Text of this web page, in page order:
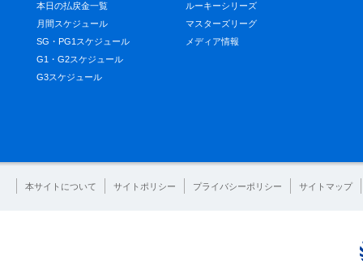
本日の払戻金一覧
月間スケジュール
SG・PG1スケジュール
G1・G2スケジュール
G3スケジュール
ルーキーシリーズ
マスターズリーグ
メディア情報
本サイトについて サイトポリシー プライバシーポリシー サイトマップ